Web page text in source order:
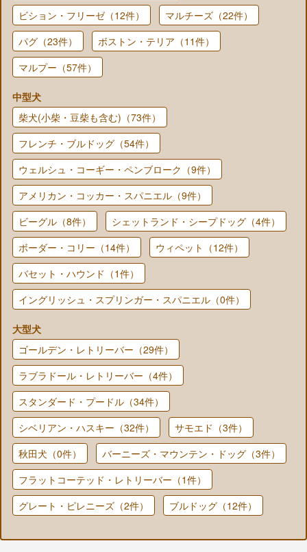
ビション・フリーゼ（12件）
マルチーズ（22件）
パグ（23件）
ボストン・テリア（11件）
マルプー（57件）
中型犬
柴犬(小柴・豆柴も含む)（73件）
フレンチ・ブルドッグ（54件）
ウェルシュ・コーギー・ペンブローク（9件）
アメリカン・コッカー・スパニエル（9件）
ビーグル（8件）
シェットランド・シープドッグ（4件）
ボーダー・コリー（14件）
ウィペット（12件）
バセット・ハウンド（1件）
イングリッシュ・スプリンガー・スパニエル（0件）
大型犬
ゴールデン・レトリーバー（29件）
ラブラドール・レトリーバー（4件）
スタンダード・プードル（34件）
シベリアン・ハスキー（32件）
サモエド（3件）
秋田犬（0件）
バーニーズ・マウンテン・ドッグ（3件）
フラットコーテッド・レトリーバー（1件）
グレート・ピレニーズ（2件）
ブルドッグ（12件）